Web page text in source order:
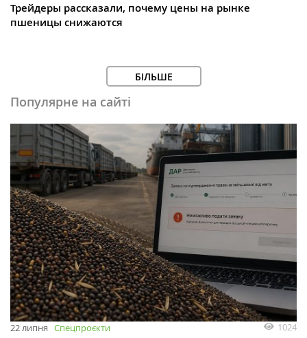
Трейдеры рассказали, почему цены на рынке
пшеницы снижаются
БІЛЬШЕ
Популярне на сайті
22 липня Спецпроєкти 1024